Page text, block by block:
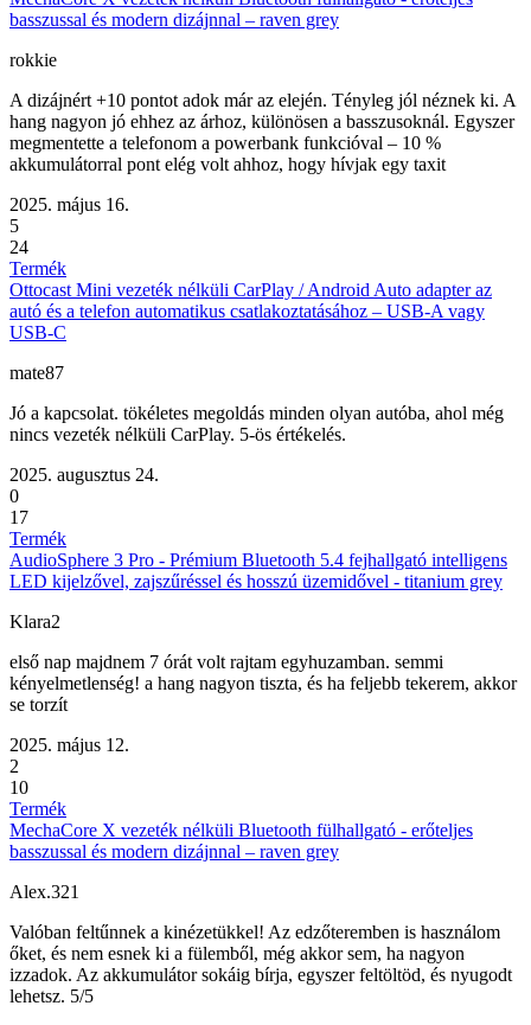
basszussal és modern dizájnnal – raven grey
rokkie
A dizájnért +10 pontot adok már az elején. Tényleg jól néznek ki. A
hang nagyon jó ehhez az árhoz, különösen a basszusoknál. Egyszer
megmentette a telefonom a powerbank funkcióval – 10 %
akkumulátorral pont elég volt ahhoz, hogy hívjak egy taxit
2025. május 16.
5
24
Termék
Ottocast Mini vezeték nélküli CarPlay / Android Auto adapter az
autó és a telefon automatikus csatlakoztatásához – USB-A vagy
USB-C
mate87
Jó a kapcsolat. tökéletes megoldás minden olyan autóba, ahol még
nincs vezeték nélküli CarPlay. 5-ös értékelés.
2025. augusztus 24.
0
17
Termék
AudioSphere 3 Pro - Prémium Bluetooth 5.4 fejhallgató intelligens
LED kijelzővel, zajszűréssel és hosszú üzemidővel - titanium grey
Klara2
első nap majdnem 7 órát volt rajtam egyhuzamban. semmi
kényelmetlenség! a hang nagyon tiszta, és ha feljebb tekerem, akkor
se torzít
2025. május 12.
2
10
Termék
MechaCore X vezeték nélküli Bluetooth fülhallgató - erőteljes
basszussal és modern dizájnnal – raven grey
Alex.321
Valóban feltűnnek a kinézetükkel! Az edzőteremben is használom
őket, és nem esnek ki a fülemből, még akkor sem, ha nagyon
izzadok. Az akkumulátor sokáig bírja, egyszer feltöltöd, és nyugodt
lehetsz. 5/5